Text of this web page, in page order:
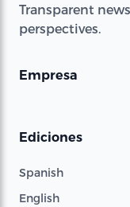
Transparent
perspectives.
Empresa
Ediciones
Spanish
English